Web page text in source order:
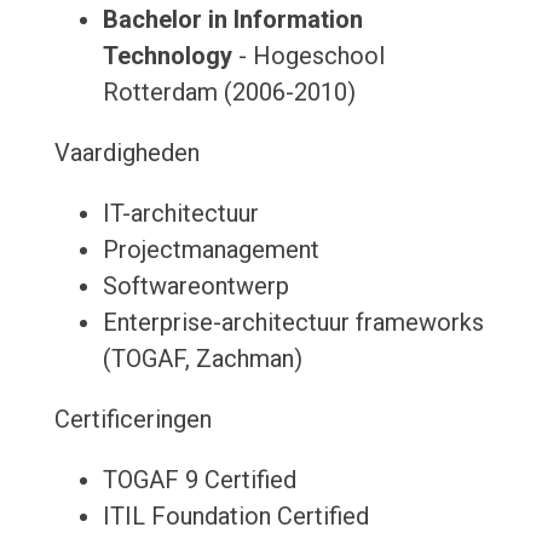
Bachelor in Information
Technology- Hogeschool
Rotterdam (2006-2010)
Vaardigheden
IT-architectuur
Projectmanagement
Softwareontwerp
Enterprise-architectuur frameworks
(TOGAF, Zachman)
Certificeringen
TOGAF 9 Certified
ITIL Foundation Certified